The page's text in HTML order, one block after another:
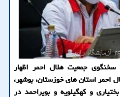
جمعیت هلال احمر اظهار
احمر استان های خوزستان، بوشهر،
و کهگیلویه و بویراحمد در